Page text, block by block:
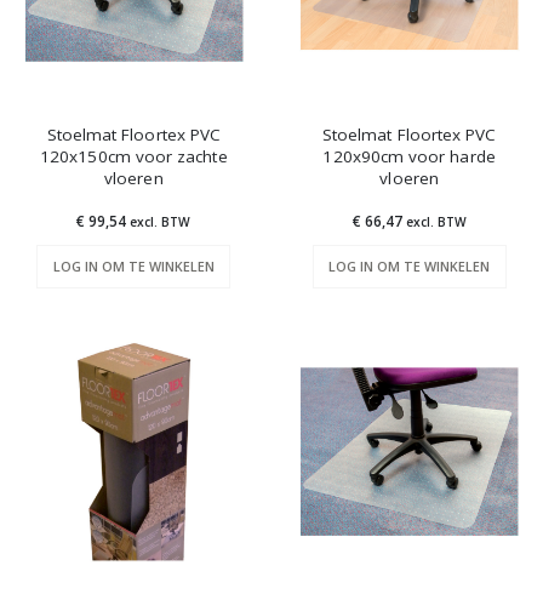
Stoelmat Floortex PVC
120x150cm voor zachte
vloeren
€ 99,54excl. BTW
LOG IN OM TE WINKELEN
Stoelmat Floortex PVC
120x90cm voor harde
vloeren
€ 66,47 excl. BTW
LOG IN OM TE WINKELEN